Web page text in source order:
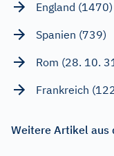
England (1470)
Spanien (739)
Rom (28. 10.
Frankreich
Weitere Artikel aus